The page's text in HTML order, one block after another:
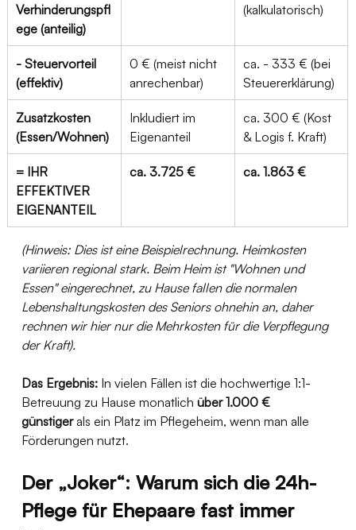
Verhinderungspfl
ege (anteilig)
(kalkulatorisch)
- Steuervorteil
(effektiv)
0 € (meist nicht
anrechenbar)
ca. - 333 € (bei
Steuererklärung)
Zusatzkosten
(Essen/Wohnen)
Inkludiert im
Eigenanteil
ca. 300 € (Kost
& Logis f. Kraft)
= IHR
EFFEKTIVER
EIGENANTEIL
ca. 3.725 € ca. 1.863 €
(Hinweis: Dies ist eine Beispielrechnung. Heimkosten
variieren regional stark. Beim Heim ist "Wohnen und
Essen" eingerechnet, zu Hause fallen die normalen
Lebenshaltungskosten des Seniors ohnehin an, daher
rechnen wir hier nur die Mehrkosten für die Verpflegung
der Kraft).
Das Ergebnis: In vielen Fällen ist die hochwertige 1:1-
Betreuung zu Hause monatlich über 1.000 €
günstiger als ein Platz im Pflegeheim, wenn man alle
Förderungen nutzt.
Der „Joker“: Warum sich die 24h-
Pflege für Ehepaare fast immer